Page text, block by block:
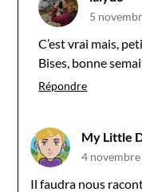
5
C’est vrai mais,
Bises, bonne
Répondre
My Little
4
Il faudra nous